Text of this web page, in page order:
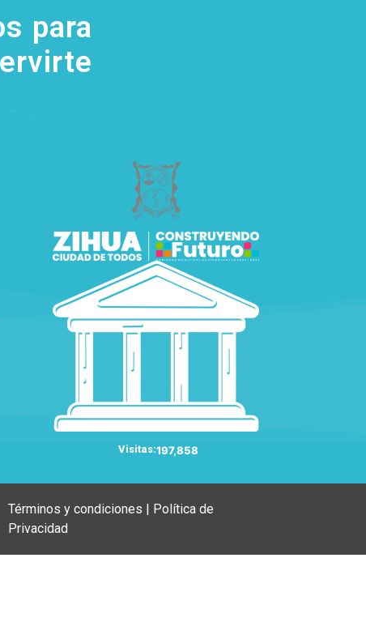
para
Visitas:197,858
Términos y condiciones | Política de
Privacidad